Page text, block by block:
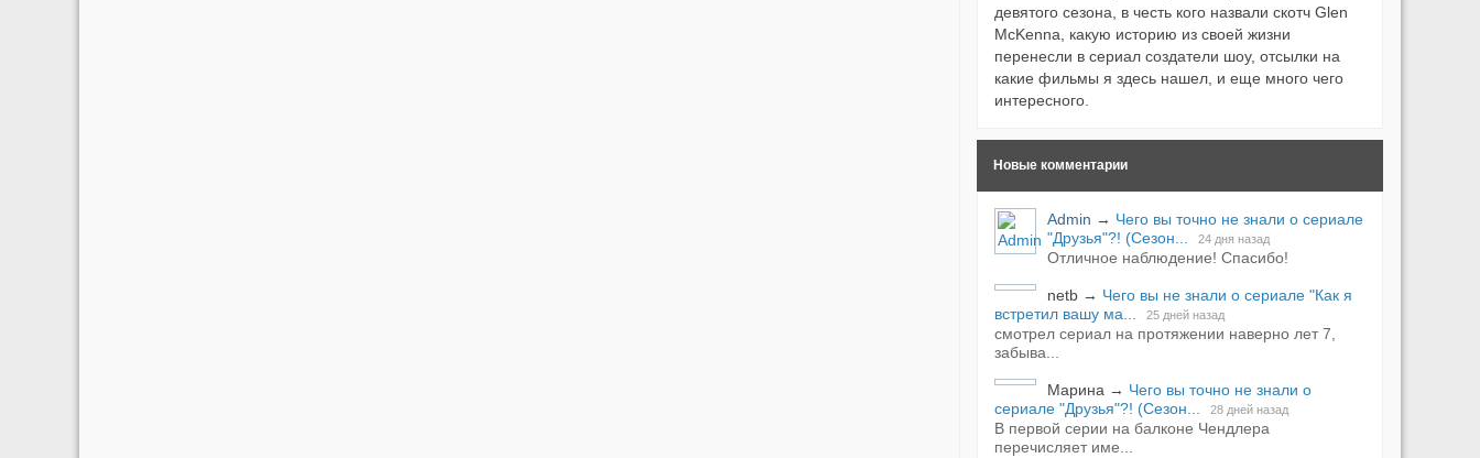
девятого сезона, в честь кого назвали скотч Glen
McKenna, какую историю из своей жизни
перенесли в сериал создатели шоу, отсылки на
какие фильмы я здесь нашел, и еще много чего
интересного.
Новые комментарии
Admin → Чего вы точно не знали о сериале
"Друзья"?! (Сезон...
24 дня назад
Отличное наблюдение! Спасибо!
netb → Чего вы не знали о сериале "Как я
встретил вашу ма...
25 дней назад
смотрел сериал на протяжении наверно лет 7,
забыва...
Марина → Чего вы точно не знали о
сериале "Друзья"?! (Сезон...
28 дней назад
В первой серии на балконе Чендлера
перечисляет име...